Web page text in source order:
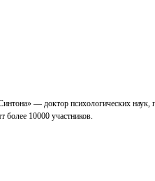
— доктор психологических наук,
более 10000 участников.